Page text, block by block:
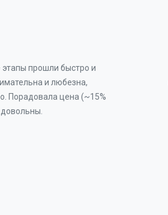
прошли быстро и
и любезна,
Порадовала цена (~15%